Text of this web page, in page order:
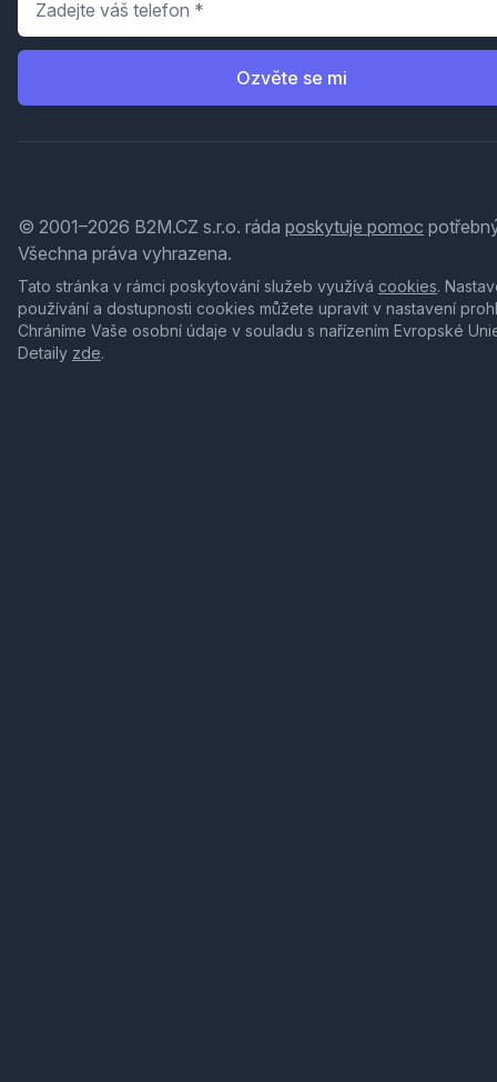
Ozvěte se mi
© 2001–2026 B2M.CZ s.r.o. ráda poskytuje pomoc
Všechna práva vyhrazena.
Tato stránka v rámci poskytování služeb využívá cookies.
používání a dostupnosti cookies můžete upravit v nastavení
Chráníme Vaše osobní údaje v souladu s nařízením Evropské
Detaily zde.